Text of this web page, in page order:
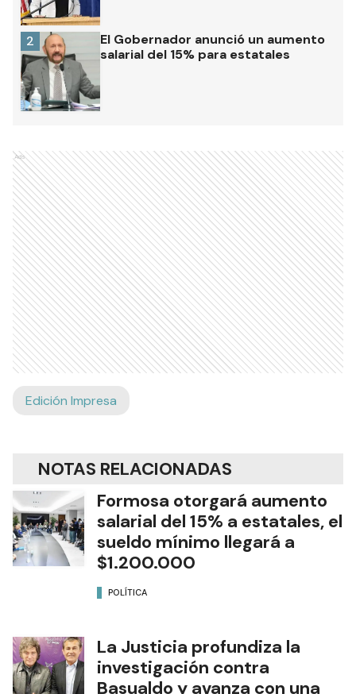
El Gobernador anunció un aumento
salarial del 15% para estatales
2
Ads
Edición Impresa
NOTAS RELACIONADAS
Formosa otorgará aumento
salarial del 15% a estatales, el
sueldo mínimo llegará a
$1.200.000
POLÍTICA
La Justicia profundiza la
investigación contra
Basualdo y avanza con una